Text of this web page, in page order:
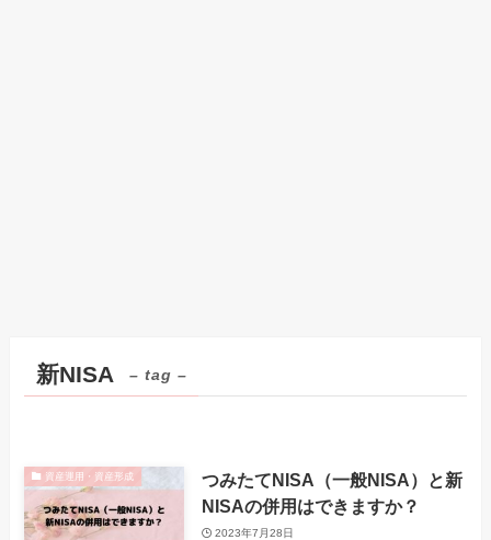
新NISA – tag –
資産運用・資産形成
つみたてNISA（一般NISA）と新
NISAの併用はできますか？
2023年7月28日